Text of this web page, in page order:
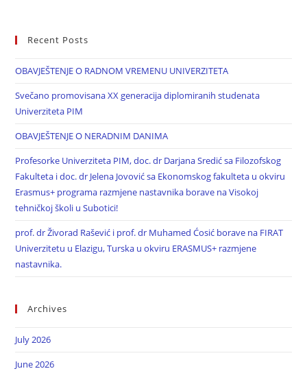
Recent Posts
OBAVJEŠTENJE O RADNOM VREMENU UNIVERZITETA
Svečano promovisana XX generacija diplomiranih studenata
Univerziteta PIM
OBAVJEŠTENJE O NERADNIM DANIMA
Profesorke Univerziteta PIM, doc. dr Darjana Sredić sa Filozofskog
Fakulteta i doc. dr Jelena Jovović sa Ekonomskog fakulteta u okviru
Erasmus+ programa razmjene nastavnika borave na Visokoj
tehničkoj školi u Subotici!
prof. dr Živorad Rašević i prof. dr Muhamed Ćosić borave na FIRAT
Univerzitetu u Elazigu, Turska u okviru ERASMUS+ razmjene
nastavnika.
Archives
July 2026
June 2026